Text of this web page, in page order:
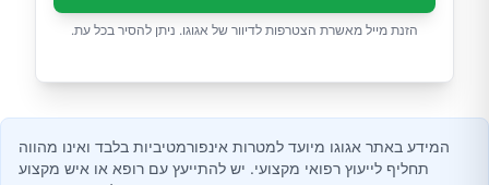
הזנת מייל מאשרת הצטרפות לדיוור של אגוגו. ניתן להסיר בכל עת.
המידע באתר אגוגו מיועד למטרות אינפורמטיביות בלבד ואינו מהווה
תחליף לייעוץ רפואי מקצועי. יש להתייעץ עם רופא או איש מקצוע